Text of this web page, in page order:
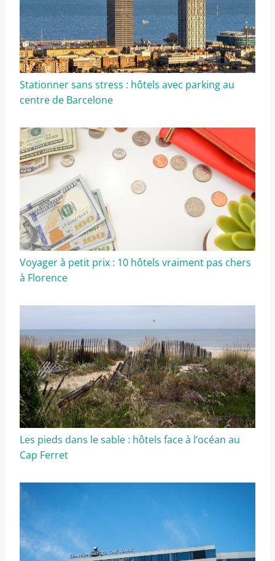
Stationner sans stress : hôtels avec parking au
centre de Barcelone
Voyager à petit prix : 10 hôtels vraiment pas chers
à Florence
Les pieds dans le sable : hôtels face à l’océan au
Cap Ferret